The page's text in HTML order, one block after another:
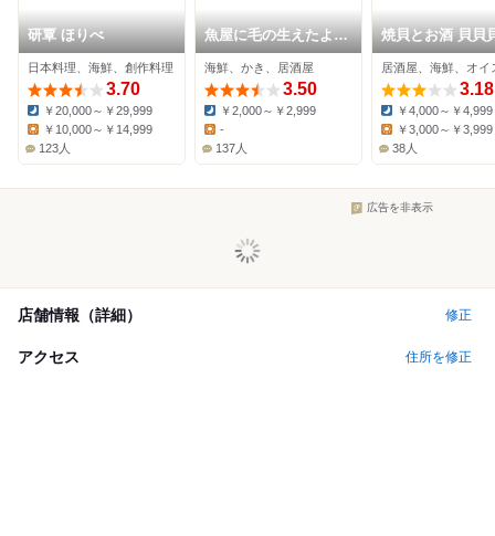
研覃 ほりべ
日本料理、海鮮、創作料理
3.70
Dinner:
￥20,000～￥29,999
￥10,000～￥14,999
123人
魚屋に毛の生えたよう
なお店 京都つりや
海鮮、かき、居酒屋
3.50
Dinner:
￥2,000～￥2,999
-
137人
焼貝とお酒 貝貝
ごひいき〜
3.18
Dinner:
￥4,000～￥4,999
Lunch:
￥3,000～￥3,999
38人
広告を非表示
店舗情報（詳細） 修正
アクセス 住所を修正